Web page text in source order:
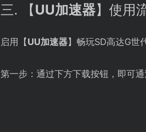
三. 【UU加速器】使用
启用【UU加速器】畅玩SD高达G世
第一步：通过下方下载按钮，即可